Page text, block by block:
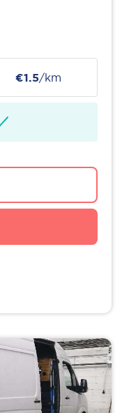
€1.5/km